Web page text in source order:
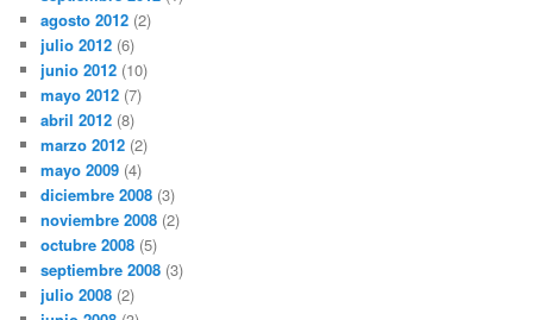
agosto 2012 (2)
julio 2012 (6)
junio 2012 (10)
mayo 2012 (7)
abril 2012 (8)
marzo 2012 (2)
mayo 2009 (4)
diciembre 2008 (3)
noviembre 2008 (2)
octubre 2008 (5)
septiembre 2008 (3)
julio 2008 (2)